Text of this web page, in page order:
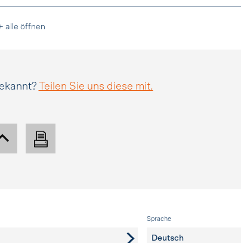
alle öffnen
Teilen Sie uns diese mit.
Sprache
Deutsch